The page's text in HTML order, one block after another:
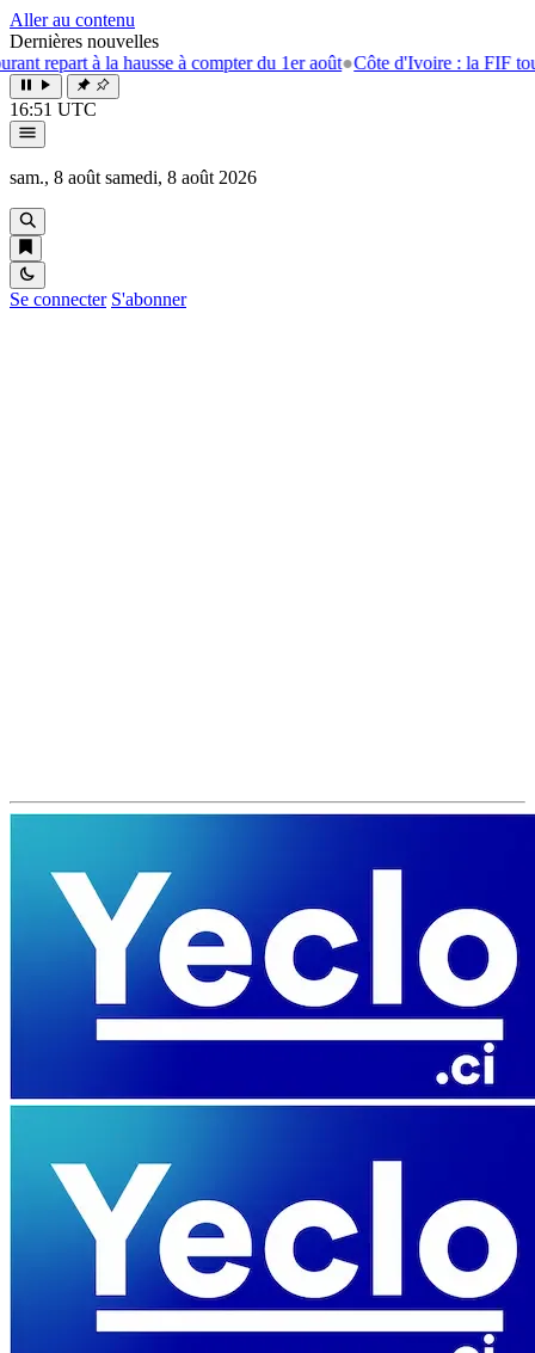
Aller au contenu
Dernières nouvelles
la hausse à compter du 1er août●Côte d'Ivoire : la FIF tourne la
16:51 UTC
sam., 8 août samedi, 8 août 2026
Se connecter S'abonner